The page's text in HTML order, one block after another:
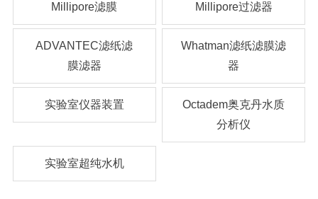
Millipore滤膜 Millipore过滤器
ADVANTEC滤纸滤
膜滤器
Whatman滤纸滤膜滤
器
实验室仪器装置
Octadem奥克丹水质
分析仪
实验室超纯水机